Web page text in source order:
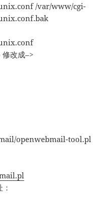
/var/www/cgi-
改成–>
openwebmail-tool.pl